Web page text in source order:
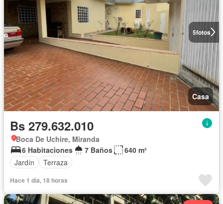
5fotos
Casa
Bs 279.632.010
Boca De Uchire, Miranda
6 Habitaciones
7 Baños
640 m²
Jardín
Terraza
Hace 1 día, 18 horas